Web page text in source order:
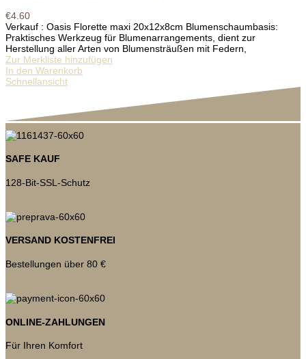
€4.60
Verkauf : Oasis Florette maxi 20x12x8cm Blumenschaumbasis:
Praktisches Werkzeug für Blumenarrangements, dient zur
Herstellung aller Arten von Blumensträußen mit Federn,
Zur Merkliste hinzufügen
In den Warenkorb
Schnellansicht
SAFE KAUF
128-Bit-SSL-Schutz
VERSAND KOSTENFREI
Bestellungen über 80 €
ONLINE-ZAHLUNGEN
Für Ihren Komfort